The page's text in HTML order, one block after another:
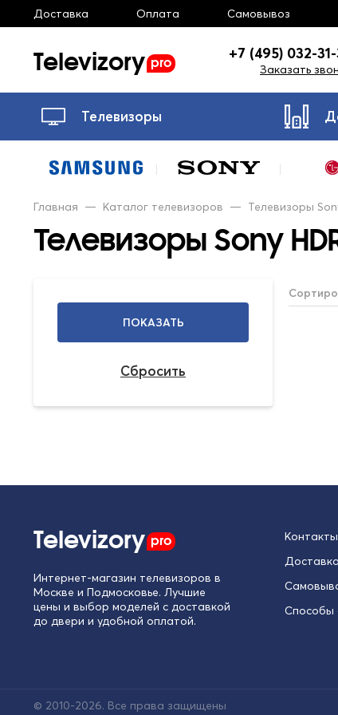
Доставка Оплата Самовывоз
Televizory pro +7 (495) 032-
Заказать
Телевизоры
Главная — Каталог телевизоров — Телевизоры
Телевизоры Sony
Televizory pro
Интернет-магазин телевизоров в
Москве и Подмосковье. Лучшие
цены и выбор моделей с доставкой
до двери и удобной оплатой.
Контакты
Доставка
Способы
© 2010-2026. Все права защищены